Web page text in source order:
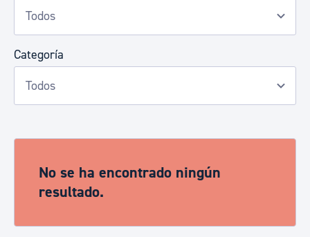
Categoría
No se ha encontrado ningún
resultado.